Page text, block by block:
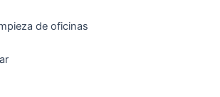
de oficinas